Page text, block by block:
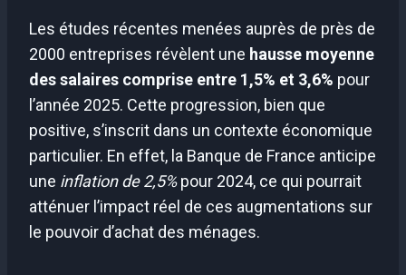
Les études récentes menées auprès de près de
2000 entreprises révèlent une hausse moyenne
des salaires comprise entre 1,5% et 3,6% pour
l’année 2025. Cette progression, bien que
positive, s’inscrit dans un contexte économique
particulier. En effet, la Banque de France anticipe
une inflation de 2,5%pour 2024, ce qui pourrait
atténuer l’impact réel de ces augmentations sur
le pouvoir d’achat des ménages.